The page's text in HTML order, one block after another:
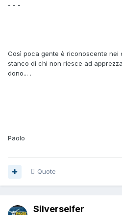
- - -
Così poca gente è riconoscente nei
stanco di chi non riesce ad
dono... .
Paolo
Quote
Silverselfer